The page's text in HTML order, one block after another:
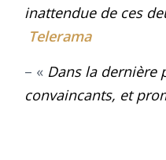
inattendue de ces
Telerama
– « Dans la dernière
convaincants, et